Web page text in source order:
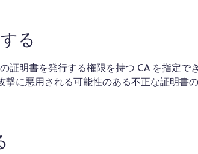
る
証明書を発行する権限を持つ CA を指定で
に悪用される可能性のある不正な証明書